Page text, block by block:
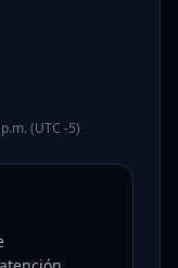
(UTC -5)